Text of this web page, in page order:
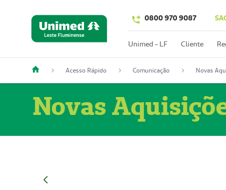
0800 970 9087
Unimed - LF Cliente
Acesso Rápido Comunicação Novas
Novas